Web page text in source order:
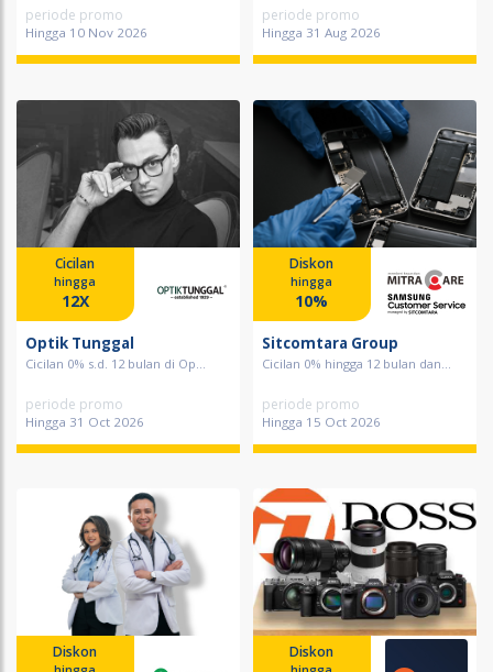
periode promo
Hingga 10 Nov 2026
periode promo
Hingga 31 Aug 2026
Cicilan
hingga
12X
Optik Tunggal
Cicilan 0% s.d. 12 bulan di Op...
periode promo
Hingga 31 Oct 2026
Diskon
hingga
10%
Sitcomtara Group
Cicilan 0% hingga 12 bulan dan...
periode promo
Hingga 15 Oct 2026
Diskon Diskon